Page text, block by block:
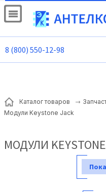
8 (800) 550-12-98
Каталог товаров
Модули Keystone Jack
МОДУЛИ